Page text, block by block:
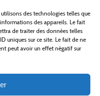
des technologies telles que
des appareils. Le fait
de traiter des données telles
uniques sur ce site. Le fait de ne
peut avoir un effet négatif sur
pour le développement rural
zones rurales